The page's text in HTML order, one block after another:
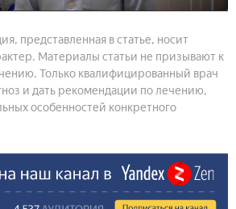
представленная в статье, носит
Материалы статьи не призывают к
Только квалифицированный врач
и дать рекомендации по лечению,
особенностей конкретного